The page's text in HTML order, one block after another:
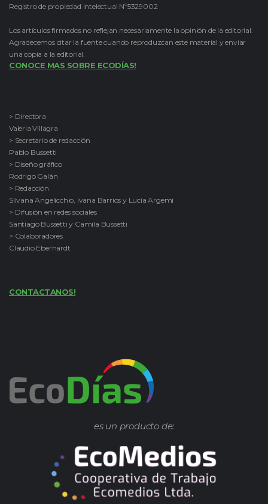
Registro de propiedad intelectual Nº5329002
Los artículos firmados no reflejan necesariamente la opinión de la editorial.
Agradecemos citar la fuente cuando reproduzcan este material y enviar
una copia a la editorial.
CONOCE MAS SOBRE ECODÍAS!
> Directora
Valeria Villagra
> Secretario de redacción
Pablo Bussetti
> Diseño gráfico
Rodrigo Galán
> Redacción
Silvana Angelicchio, Ivana Barrios y Lucía Argemi
> Difusión en redes sociales
Santiago Bussetti y Camila Bussetti
> Colaboradores
Claudio Eberhardt
CONTACTANOS!
es un producto de: